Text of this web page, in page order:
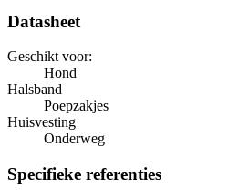
Datasheet
Geschikt voor:
Hond
Halsband
Poepzakjes
Huisvesting
Onderweg
Specifieke referenties